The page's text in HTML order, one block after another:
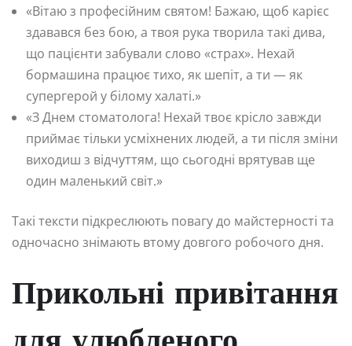
«Вітаю з професійним святом! Бажаю, щоб карієс
здавався без бою, а твоя рука творила такі дива,
що пацієнти забували слово «страх». Нехай
бормашина працює тихо, як шепіт, а ти — як
супергерой у білому халаті.»
«З Днем стоматолога! Нехай твоє крісло завжди
приймає тільки усміхнених людей, а ти після зміни
виходиш з відчуттям, що сьогодні врятував ще
один маленький світ.»
Такі тексти підкреслюють повагу до майстерності та
одночасно знімають втому довгого робочого дня.
Прикольні привітання